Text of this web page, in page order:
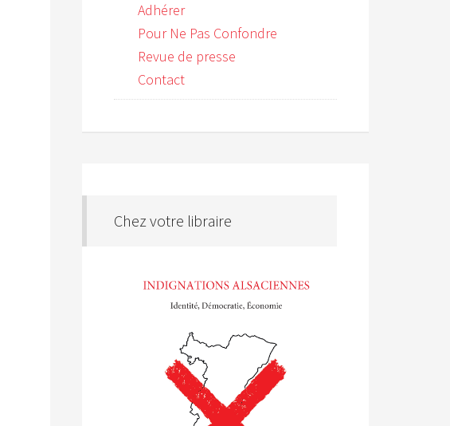
Adhérer
Pour Ne Pas Confondre
Revue de presse
Contact
Chez votre libraire